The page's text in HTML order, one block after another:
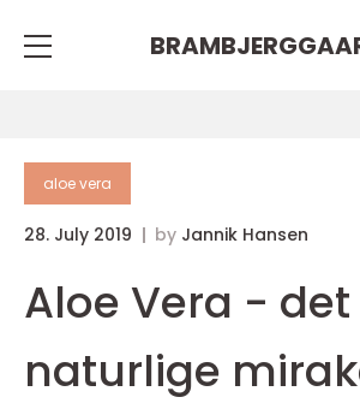
aloe vera
28. July 2019 by Jannik Hansen
Aloe Vera - det
naturlige